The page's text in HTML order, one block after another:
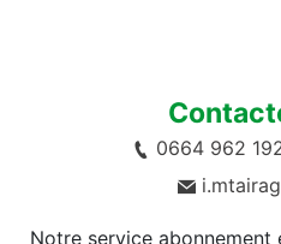
0664 962
Notre service abonnement